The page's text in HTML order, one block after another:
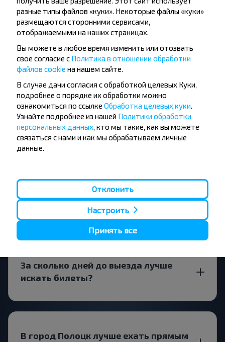
Подписаться
Вопрос - Ответ
Как можно купить билет на рейс
Лепель-Полоцк?
Существуют ли какие-то
ограничения на поездку?
За сколько дней до выезда лучше
искать билеты?
В город Полоцк лучше ехать прямым
разные типы файлов «куки». Некоторые файлы «куки»
размещаются сторонними сервисами,
отображаемыми на наших страницах.
Вы можете в любое время изменить или отозвать
свое согласие с Политика в отношении обработки
файлов cookie на нашем сайте.
В случае дачи согласия с обработкой целевых Куки,
подробнее о порядке их обработки можно
ознакомиться по ссылке Обработка целевых куки
Узнайте подробнее из нашей Политики обработки
персональных данных , кто мы такие, как вы можете
связаться с нами и как мы обрабатываем личные
данные.
Отклонить
Настроить
Принять все